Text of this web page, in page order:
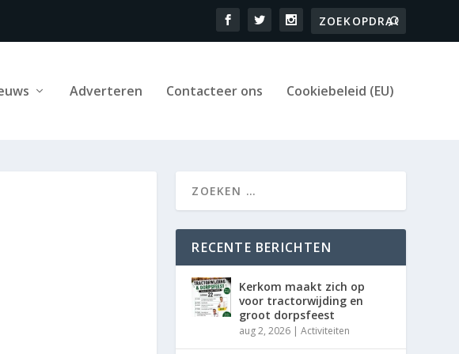
Adverteren Contacteer ons Cookiebeleid (EU)
RECENTE BERICHTEN
Kerkom maakt zich op
voor tractorwijding en
groot dorpsfeest
aug 2, 2026 |Activiteiten